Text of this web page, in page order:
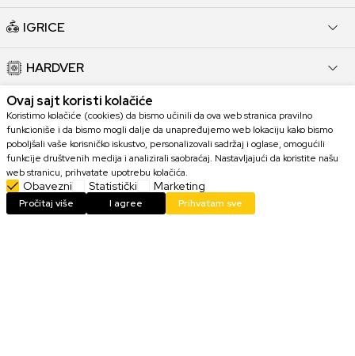
IGRICE
HARDVER
KORISNI LINKOVI
POMOĆ PRI KUPOVINI
KORISNIČKI SERVIS
Ovaj sajt koristi kolačiće
Koristimo kolačiće (cookies) da bismo učinili da ova web stranica pravilno
funkcioniše i da bismo mogli dalje da unapređujemo web lokaciju kako bismo
poboljšali vaše korisničko iskustvo, personalizovali sadržaj i oglase, omogućili
funkcije društvenih medija i analizirali saobraćaj. Nastavljajući da koristite našu
web stranicu, prihvatate upotrebu kolačića.
Obavezni Statistički Marketing
Pročitaj više I agree Prihvatam sve